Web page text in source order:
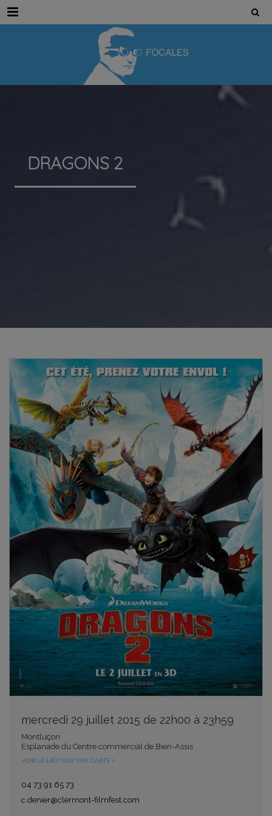
Menu
DRAGONS 2
mercredi 29 juillet 2015 de 22h00 à 23h59
Montluçon
Esplanade du Centre commercial de Bien-Assis
VOIR LE LIEU SUR UNE CARTE
04 73 91 65 73
c.denier@clermont-filmfest.com